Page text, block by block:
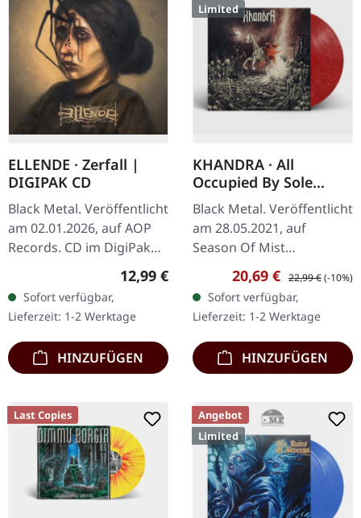
ELLENDE · Zerfall |
DIGIPAK CD
Black Metal. Veröffentlicht
am 02.01.2026, auf AOP
Records. CD im DigiPak
mit 8-seitigem Booklet.
Ellende kehrt mit „Zerfall"
zurück – einer…
Regulärer Preis:
12,99 €
Sofort verfügbar,
Lieferzeit: 1-2 Werktage
HINZUFÜGEN
Limited
KHANDRA · All
Occupied By Sole
Death | GOLD/RED LP
Black Metal. Veröffentlicht
am 28.05.2021, auf
Season Of Mist
Underground Activists.
Gold/Rot marmoriertes
Vinyl im Gatefold-Cover,
limitiert auf 200…
Verkaufspreis:
20,69 € Regulärer Preis:
22,99 €(-10%)
Sofort verfügbar,
Lieferzeit: 1-2 Werktage
HINZUFÜGEN
Last Copies
Angebot
Limited